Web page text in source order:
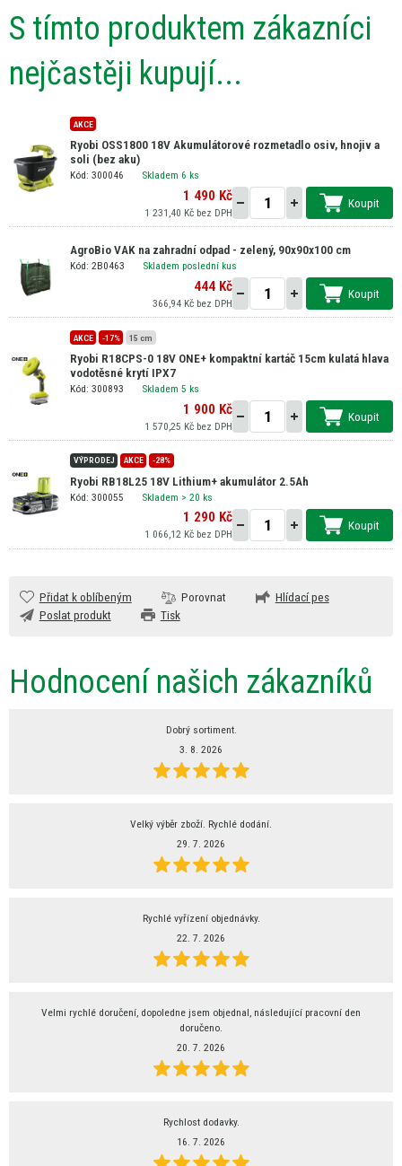
S tímto produktem zákazníci
nejčastěji kupují...
AKCE
Ryobi OSS1800 18V Akumulátorové rozmetadlo osiv, hnojiv a
soli (bez aku)
Kód: 300046 Skladem 6 ks
1 490 Kč
1 231,40 Kč bez DPH
Koupit
AgroBio VAK na zahradní odpad - zelený, 90x90x100 cm
Kód: 2B0463 Skladem poslední kus
444 Kč
366,94 Kč bez DPH
Koupit
AKCE -17% 15 cm
Ryobi R18CPS-0 18V ONE+ kompaktní kartáč 15cm kulatá hlava
vodotěsné krytí IPX7
Kód: 300893 Skladem 5 ks
1 900 Kč
1 570,25 Kč bez DPH
Koupit
VÝPRODEJ AKCE -28%
Ryobi RB18L25 18V Lithium+ akumulátor 2.5Ah
Kód: 300055 Skladem > 20 ks
1 290 Kč
1 066,12 Kč bez DPH
Koupit
Přidat k oblíbeným Porovnat
Hlídací pes
Poslat produkt
Tisk
Hodnocení našich zákazníků
Dobrý sortiment.
3. 8. 2026
Velký výběr zboží. Rychlé dodání.
29. 7. 2026
Rychlé vyřízení objednávky.
22. 7. 2026
Velmi rychlé doručení, dopoledne jsem objednal, následující pracovní den
doručeno.
20. 7. 2026
Rychlost dodavky.
16. 7. 2026